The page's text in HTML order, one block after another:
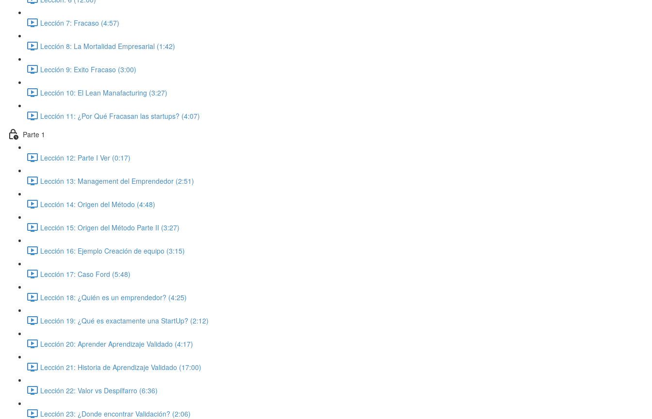
Lección 7: Fracaso (4:57)
Lección 8: La Mortalidad Empresarial (1:42)
Lección 9: Exito Fracaso (3:00)
Lección 10: El Lean Manafacturing (3:27)
Lección 11: ¿Por Qué Fracasan las startups? (4:07)
Parte 1
Lección 12: Parte I Ver (0:17)
Lección 13: Management del Emprendedor (2:51)
Lección 14: Origen del Método (4:48)
Lección 15: Origen del Método Parte II (3:27)
Lección 16: Ejemplo Creación de equipo (3:15)
Lección 17: Caso Ford (5:48)
Lección 18: ¿Quién es un emprendedor? (4:25)
Lección 19: ¿Qué es exactamente una StartUp? (2:12)
Lección 20: Aprender Aprendizaje Validado (4:17)
Lección 21: Historia de Aprendizaje Validado (17:00)
Lección 22: Valor vs Despilfarro (6:36)
Lección 23: ¿Donde encontrar Validación? (2:06)